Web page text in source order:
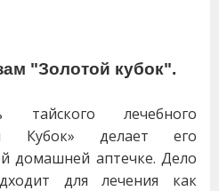
"Золотой кубок".
тайского лечебного
Кубок» делает его
домашней аптечке. Дело
для лечения как